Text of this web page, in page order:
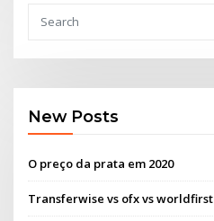
New Posts
O preço da prata em 2020
Transferwise vs ofx vs worldfirst